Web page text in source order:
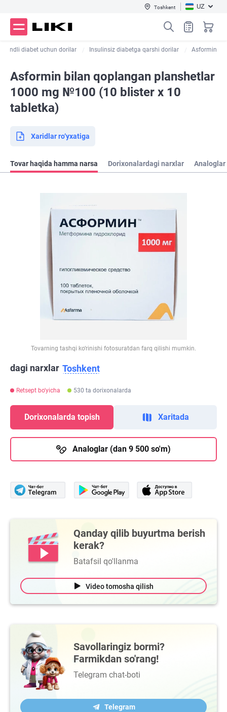
Toshkent UZ
Qandli diabet uchun dorilar Insulinsiz diabetga qarshi dorilar Asformin
Asformin bilan qoplangan planshetlar
1000 mg №100 (10 blister х 10
tabletka)
Xaridlar ro‘yxatiga
Tovar haqida hamma narsa Dorixonalardagi narxlar Analoglar
Tovarning tashqi ko‘rinishi fotosuratdan farq qilishi mumkin.
dagi narxlar Toshkent
Retsept bo'yicha 530 ta dorixonalarda
Dorixonalarda topish Xaritada
Analoglar (dan 9 500 so'm)
Qanday qilib buyurtma berish
kerak?
Batafsil qo'llanma
Video tomosha qilish
Savollaringiz bormi?
Farmikdan so'rang!
Telegram chat-boti
Telegram